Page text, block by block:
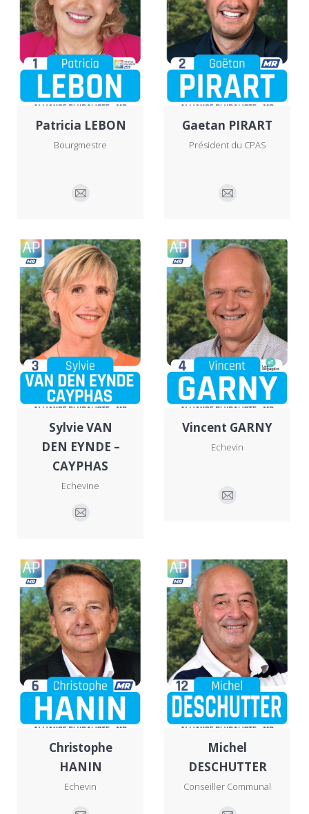
Patricia LEBON
Bourgmestre
E-
Gaetan PIRART
Président du CPAS
E-
Sylvie VAN
DEN EYNDE –
CAYPHAS
Echevine
E-
Vincent GARNY
Echevin
E-
Christophe
HANIN
Echevin
Michel
DESCHUTTER
Conseiller Communal